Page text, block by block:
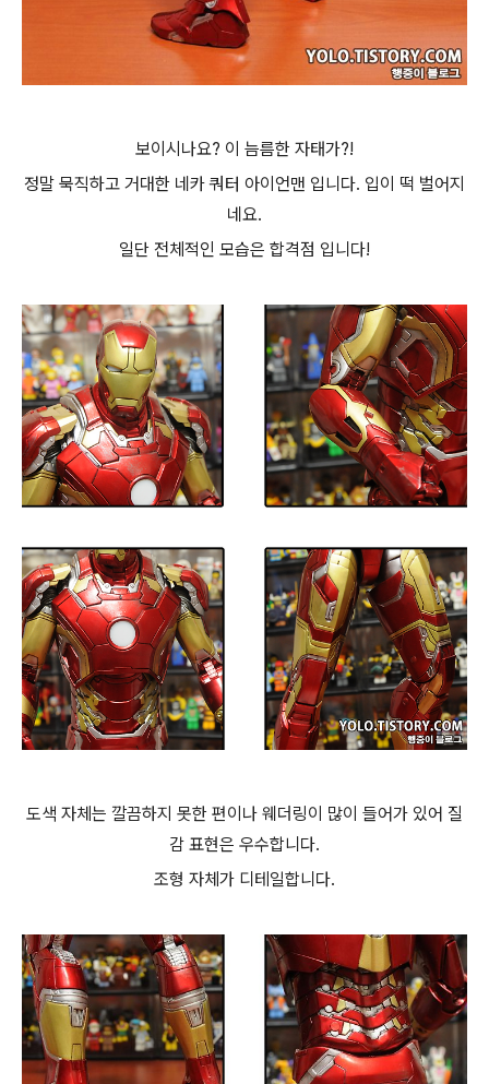
보이시나요? 이 늠름한 자태가?!
정말 묵직하고 거대한 네카 쿼터 아이언맨 입니다. 입이 떡 벌어지
네요.
일단 전체적인 모습은 합격점 입니다!
도색 자체는 깔끔하지 못한 편이나 웨더링이 많이 들어가 있어 질
감 표현은 우수합니다.
조형 자체가 디테일합니다.